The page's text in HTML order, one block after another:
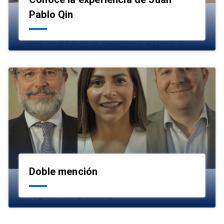
Pablo Qin
Doble mención